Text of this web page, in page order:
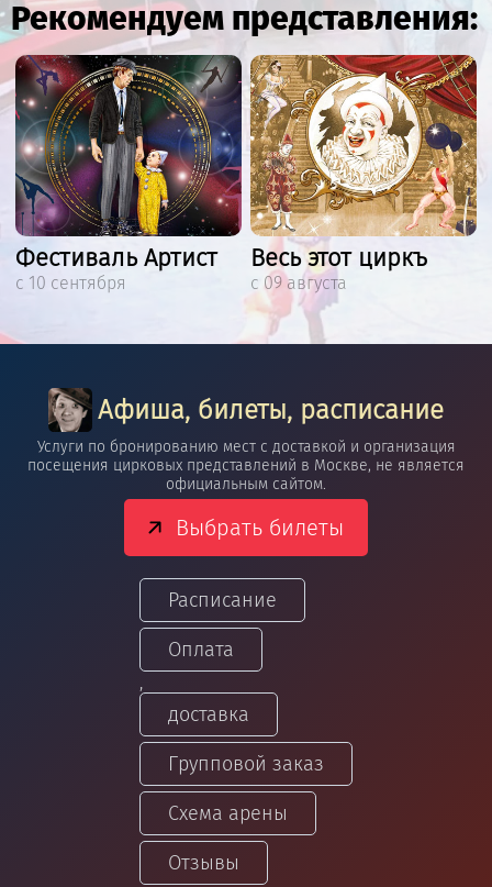
Рекомендуем представления:
Фестиваль Артист
с 10 сентября
Весь этот циркъ
с 09 августа
Афиша, билеты, расписание
Услуги по бронированию мест с доставкой и организация
посещения цирковых представлений в Москве, не является
официальным сайтом.
Выбрать билеты
Расписание
Оплата
доставка
Групповой заказ
Схема арены
Отзывы